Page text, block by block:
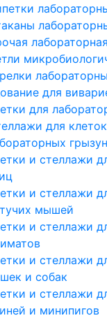
для
для
для
и стеллажи
и стеллажи
мышей
и стеллажи
и стеллажи
и собак
и стеллажи
и минипигов